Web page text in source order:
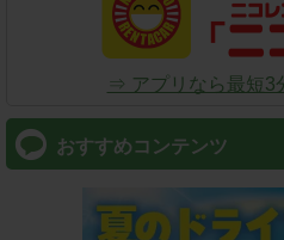
⇒ アプリなら最短3
おすすめコンテンツ